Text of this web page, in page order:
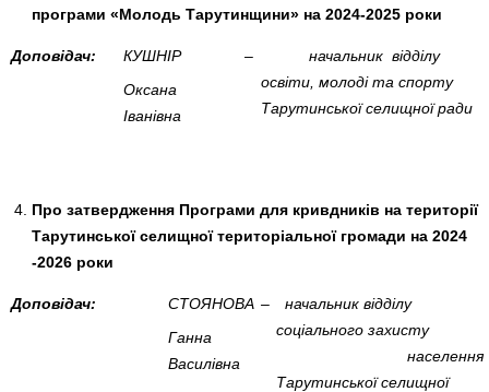
програми «Молодь Тарутинщини» на 2024-2025 роки
Доповідач:
КУШНІР
Оксана
Іванівна
–
начальник відділу
освіти, молоді та спорту
Тарутинської селищної ради
Про затвердження Програми для кривдників на території
Тарутинської селищної територіальної громади на 2024
-2026 роки
Доповідач:
СТОЯНОВА
Ганна
Василівна
–
начальник відділу
соціального захисту
населення
Тарутинської селищної